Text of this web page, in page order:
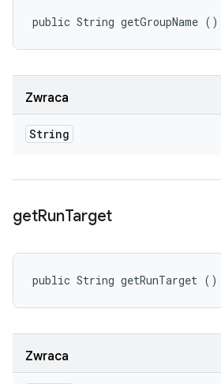
public String getGroupName ()
Zwraca
String
getRunTarget
public String getRunTarget ()
Zwraca